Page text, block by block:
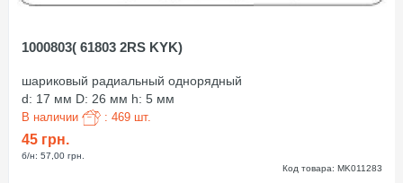
1000803( 61803 2RS KYK)
шариковый радиальный однорядный
d: 17 мм D: 26 мм h: 5 мм
В наличии : 469 шт.
45 грн.
б/н: 57,00 грн.
Код товара: MK011283